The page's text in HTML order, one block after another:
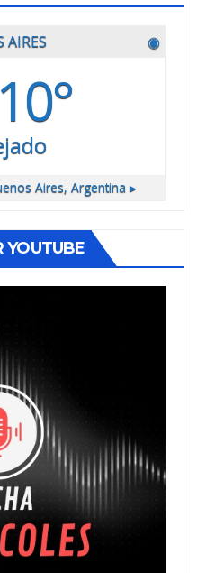
AIRES ◉
10°
Aires, Argentina ▸
YOUTUBE